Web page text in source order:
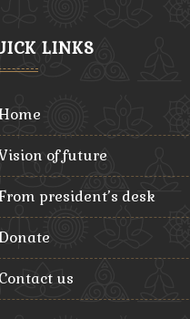
LINKS
home
vision of future
from president’s desk
donate
contact us